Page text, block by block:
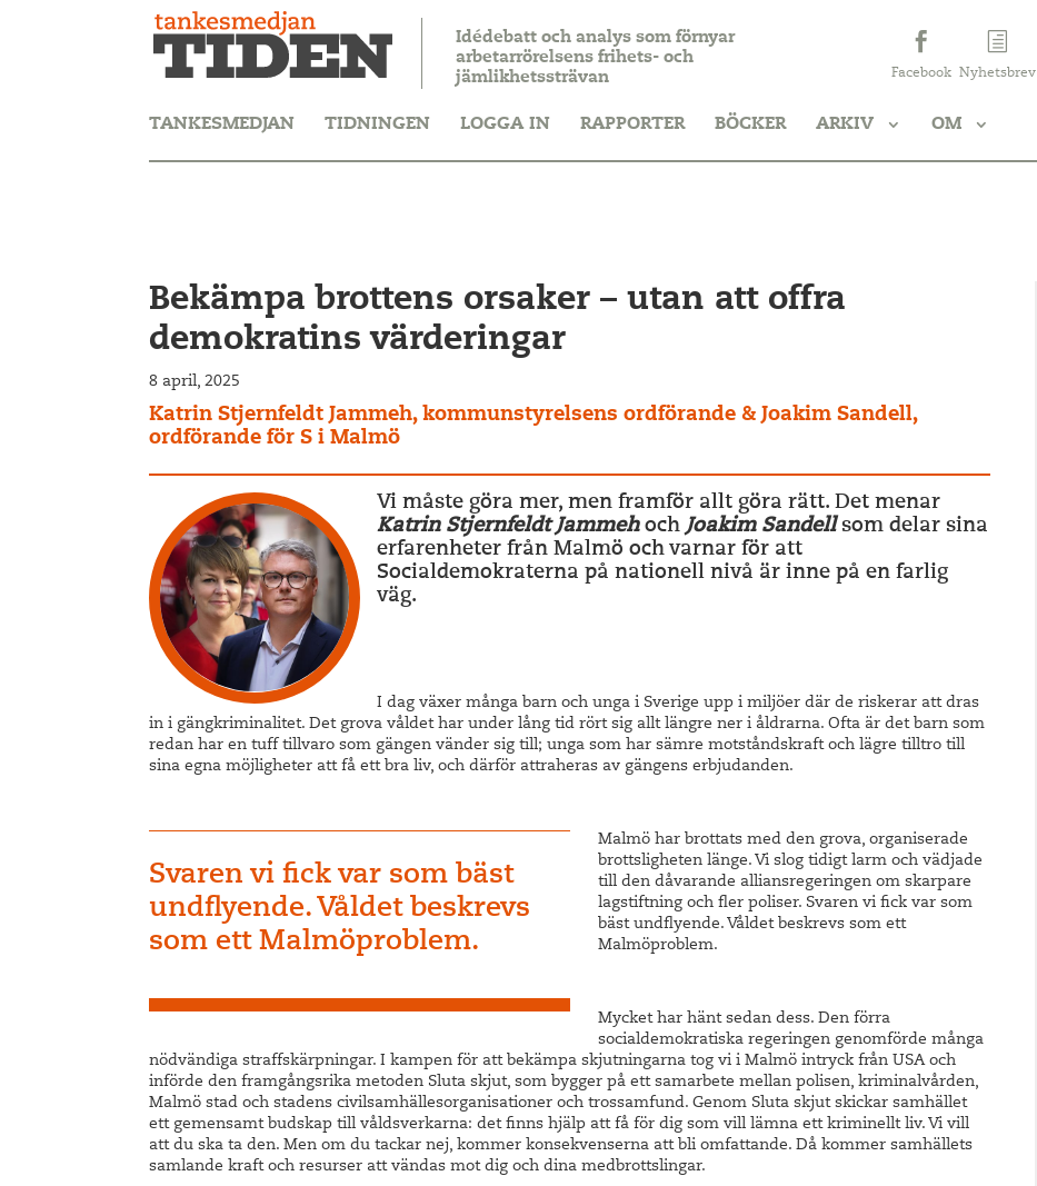
Idédebatt och analys som förnyar
arbetarrörelsens frihets- och
jämlikhetssträvan
Facebook Nyhetsbrev
TANKESMEDJAN TIDNINGEN LOGGA IN RAPPORTER BÖCKER ARKIV OM
Bekämpa brottens orsaker – utan att offra
demokratins värderingar
8 april, 2025
Katrin Stjernfeldt Jammeh, kommunstyrelsens ordförande & Joakim Sandell,
ordförande för S i Malmö
Vi måste göra mer, men framför allt göra rätt. Det menar
Katrin Stjernfeldt Jammehoch Joakim Sandellsom delar sina
erfarenheter från Malmö och varnar för att
Socialdemokraterna på nationell nivå är inne på en farlig
väg.
I dag växer många barn och unga i Sverige upp i miljöer där de riskerar att dras
in i gängkriminalitet. Det grova våldet har under lång tid rört sig allt längre ner i åldrarna. Ofta är det barn som
redan har en tuff tillvaro som gängen vänder sig till; unga som har sämre motståndskraft och lägre tilltro till
sina egna möjligheter att få ett bra liv, och därför attraheras av gängens erbjudanden.
Svaren vi fick var som bäst
undflyende. Våldet beskrevs
som ett Malmöproblem.
Malmö har brottats med den grova, organiserade
brottsligheten länge. Vi slog tidigt larm och vädjade
till den dåvarande alliansregeringen om skarpare
lagstiftning och fler poliser. Svaren vi fick var som
bäst undflyende. Våldet beskrevs som ett
Malmöproblem.
Mycket har hänt sedan dess. Den förra
socialdemokratiska regeringen genomförde många
nödvändiga straffskärpningar. I kampen för att bekämpa skjutningarna tog vi i Malmö intryck från USA och
införde den framgångsrika metoden Sluta skjut, som bygger på ett samarbete mellan polisen, kriminalvården,
Malmö stad och stadens civilsamhällesorganisationer och trossamfund. Genom Sluta skjut skickar samhället
ett gemensamt budskap till våldsverkarna: det finns hjälp att få för dig som vill lämna ett kriminellt liv. Vi vill
att du ska ta den. Men om du tackar nej, kommer konsekvenserna att bli omfattande. Då kommer samhällets
samlande kraft och resurser att vändas mot dig och dina medbrottslingar.